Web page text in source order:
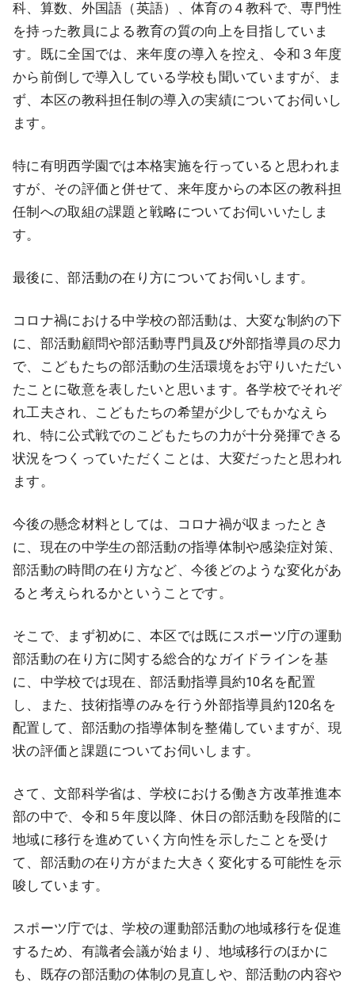
科、算数、外国語（英語）、体育の４教科で、専門性
を持った教員による教育の質の向上を目指していま
す。既に全国では、来年度の導入を控え、令和３年度
から前倒しで導入している学校も聞いていますが、ま
ず、本区の教科担任制の導入の実績についてお伺いし
ます。
特に有明西学園では本格実施を行っていると思われま
すが、その評価と併せて、来年度からの本区の教科担
任制への取組の課題と戦略についてお伺いいたしま
す。
最後に、部活動の在り方についてお伺いします。
コロナ禍における中学校の部活動は、大変な制約の下
に、部活動顧問や部活動専門員及び外部指導員の尽力
で、こどもたちの部活動の生活環境をお守りいただい
たことに敬意を表したいと思います。各学校でそれぞ
れ工夫され、こどもたちの希望が少しでもかなえら
れ、特に公式戦でのこどもたちの力が十分発揮できる
状況をつくっていただくことは、大変だったと思われ
ます。
今後の懸念材料としては、コロナ禍が収まったとき
に、現在の中学生の部活動の指導体制や感染症対策、
部活動の時間の在り方など、今後どのような変化があ
ると考えられるかということです。
そこで、まず初めに、本区では既にスポーツ庁の運動
部活動の在り方に関する総合的なガイドラインを基
に、中学校では現在、部活動指導員約10名を配置
し、また、技術指導のみを行う外部指導員約120名を
配置して、部活動の指導体制を整備していますが、現
状の評価と課題についてお伺いします。
さて、文部科学省は、学校における働き方改革推進本
部の中で、令和５年度以降、休日の部活動を段階的に
地域に移行を進めていく方向性を示したことを受け
て、部活動の在り方がまた大きく変化する可能性を示
唆しています。
スポーツ庁では、学校の運動部活動の地域移行を促進
するため、有識者会議が始まり、地域移行のほかに
も、既存の部活動の体制の見直しや、部活動の内容や